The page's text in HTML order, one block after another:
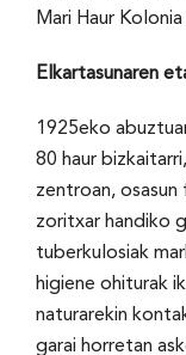
Mari Haur
Elkartasunaren
1925eko
80 haur
zentroan,
zoritxar handiko
tuberkulosiak
higiene ohiturak
naturarekin
garai horretan